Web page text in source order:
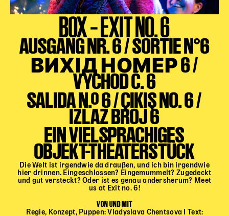
BOX – EXIT NO. 6
AUSGANG NR. 6 / SORTIE N°6
ВИХІД НОМЕР 6 /
VÝCHOD Č. 6
SALIDA N.º 6 / ÇIKIŞ NO. 6 /
IZLAZ BROJ 6
EIN VIELSPRACHIGES
OBJEKT-THEATERSTÜCK
Die Welt ist irgendwie da draußen, und ich bin irgendwie
hier drinnen. Eingeschlossen? Eingemummelt? Zugedeckt
und gut versteckt? Oder ist es genau andersherum? Meet
us at Exit no. 6!
VON UND MIT
Regie, Konzept, Puppen: Vladyslava Chentsova I Text: